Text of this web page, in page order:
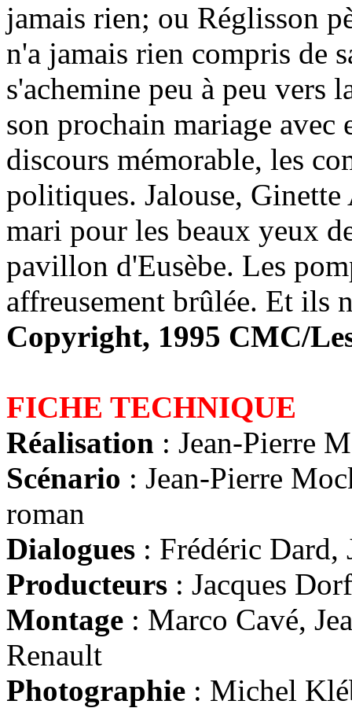
jamais rien; ou Réglisson
n'a jamais rien compris de
s'achemine peu à peu vers
son prochain mariage avec
discours mémorable, les
politiques. Jalouse,
mari pour les beaux yeux
pavillon d'Eusèbe. Les
affreusement brûlée. Et ils
Copyright, 1995 CMC/
FICHE TECHNIQUE
Réalisation : Jean-Pierre
Scénario : Jean-Pierre
roman
Dialogues : Frédéric Dard,
Producteurs : Jacques
Montage : Marco Cavé,
Renault
Photographie : Michel